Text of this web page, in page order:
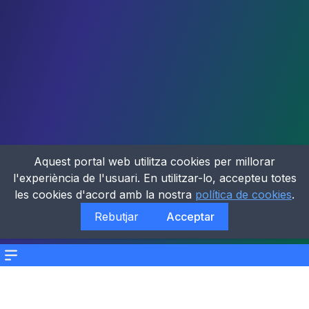
Menu
Aquest portal web utilitza cookies per millorar
l'experiència de l'usuari. En utilitzar-lo, accepteu totes
les cookies d'acord amb la nostra política de cookies.
Rebutjar
Acceptar